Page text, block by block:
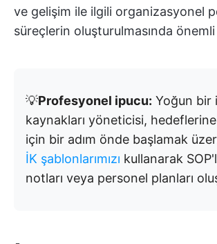
ve gelişim ile ilgili organizasyonel
süreçlerin oluşturulmasında
💡Profesyonel ipucu: Yoğun bir
kaynakları yöneticisi,
için bir adım önde başlamak
İK şablonlarımızı kullanarak
notları veya personel planları